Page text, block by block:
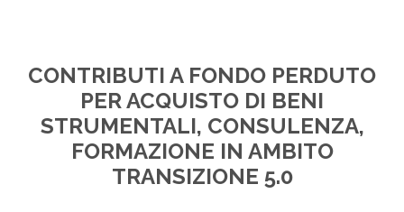
CONTRIBUTI A FONDO PERDUTO
PER ACQUISTO DI BENI
STRUMENTALI, CONSULENZA,
FORMAZIONE IN AMBITO
TRANSIZIONE 5.0